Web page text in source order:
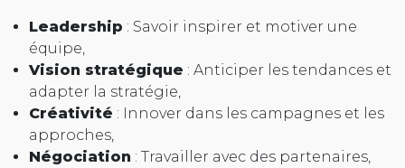
Leadership : Savoir inspirer et motiver une
équipe,
Vision stratégique : Anticiper les tendances et
adapter la stratégie,
Créativité : Innover dans les campagnes et les
approches,
Négociation : Travailler avec des partenaires,